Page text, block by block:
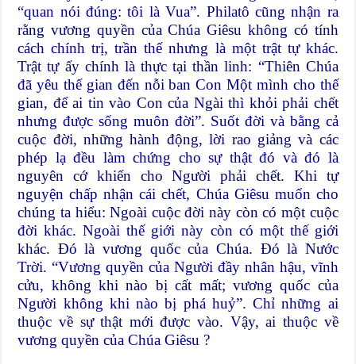
“quan nói đúng: tôi là Vua”. Philatô cũng nhận ra
rằng vương quyền của Chúa Giêsu không có tính
cách chính trị, trần thế nhưng là một trật tự khác.
Trật tự ấy chính là thực tại thần linh: “Thiên Chúa
đã yêu thế gian đến nỗi ban Con Một mình cho thế
gian, để ai tin vào Con của Ngài thì khỏi phải chết
nhưng được sống muôn đời”. Suốt đời và bằng cả
cuộc đời, những hành động, lời rao giảng và các
phép lạ đều làm chứng cho sự thật đó và đó là
nguyên cớ khiến cho Người phải chết. Khi tự
nguyện chấp nhận cái chết, Chúa Giêsu muốn cho
chúng ta hiểu: Ngoài cuộc đời này còn có một cuộc
đời khác. Ngoài thế giới này còn có một thế giới
khác. Đó là vương quốc của Chúa. Đó là Nước
Trời. “Vương quyền của Người đầy nhân hậu, vĩnh
cửu, không khi nào bị cất mất; vương quốc của
Người không khi nào bị phá huỷ”. Chỉ những ai
thuộc về sự thật mới được vào. Vậy, ai thuộc về
vương quyền của Chúa Giêsu ?